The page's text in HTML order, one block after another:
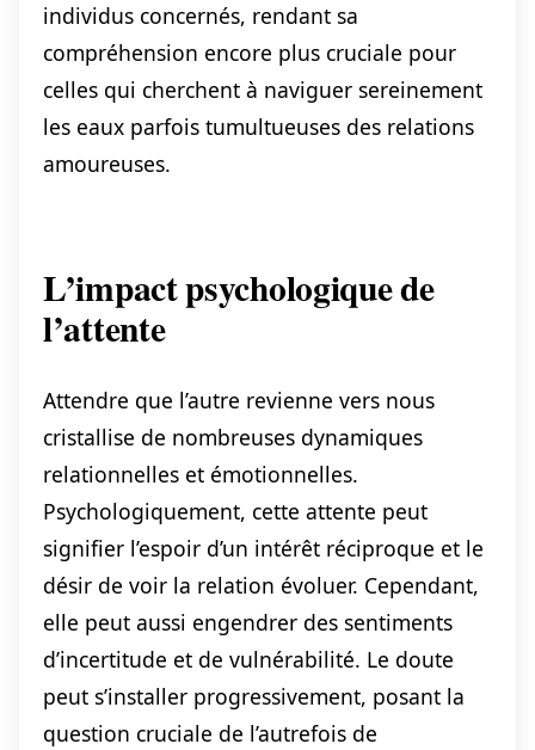
individus concernés, rendant sa
compréhension encore plus cruciale pour
celles qui cherchent à naviguer sereinement
les eaux parfois tumultueuses des relations
amoureuses.
L’impact psychologique de
l’attente
Attendre que l’autre revienne vers nous
cristallise de nombreuses dynamiques
relationnelles et émotionnelles.
Psychologiquement, cette attente peut
signifier l’espoir d’un intérêt réciproque et le
désir de voir la relation évoluer. Cependant,
elle peut aussi engendrer des sentiments
d’incertitude et de vulnérabilité. Le doute
peut s’installer progressivement, posant la
question cruciale de l’autrefois de